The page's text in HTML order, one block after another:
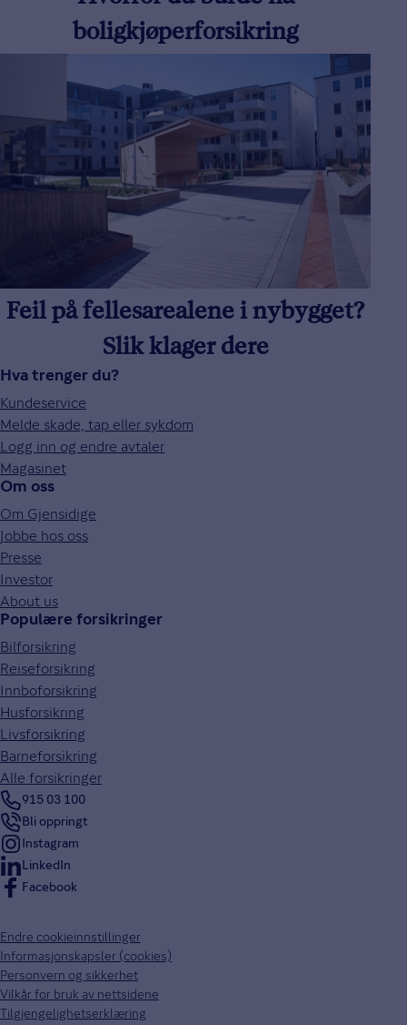
boligkjøperforsikring
Feil på fellesarealene i nybygget?
Slik klager dere
Hva trenger du?
Kundeservice
Melde skade, tap eller sykdom
Logg inn og endre avtaler
Magasinet
Om oss
Om Gjensidige
Jobbe hos oss
Presse
Investor
About us
Populære forsikringer
Bilforsikring
Reiseforsikring
Innboforsikring
Husforsikring
Livsforsikring
Barneforsikring
Alle forsikringer
915 03 100
Bli oppringt
Instagram
LinkedIn
Facebook
Endre cookieinnstillinger
Informasjonskapsler (cookies)
Personvern og sikkerhet
Vilkår for bruk av nettsidene
Tilgjengelighetserklæring